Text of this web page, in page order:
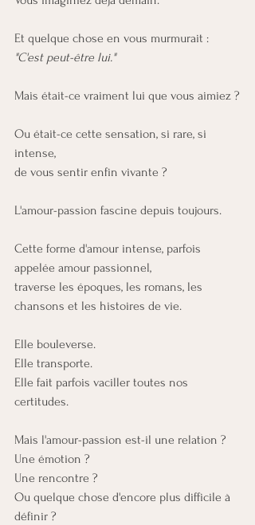
Et quelque chose en vous murmurait :
"C'est peut-être lui."
Mais était-ce vraiment lui que vous aimiez ?
Ou était-ce cette sensation, si rare, si
intense,
de vous sentir enfin vivante ?
L'amour-passion fascine depuis toujours.
Cette forme d'amour intense, parfois
appelée amour passionnel,
traverse les époques, les romans, les
chansons et les histoires de vie.
Elle bouleverse.
Elle transporte.
Elle fait parfois vaciller toutes nos
certitudes.
Mais l'amour-passion est-il une relation ?
Une émotion ?
Une rencontre ?
Ou quelque chose d'encore plus difficile à
définir ?